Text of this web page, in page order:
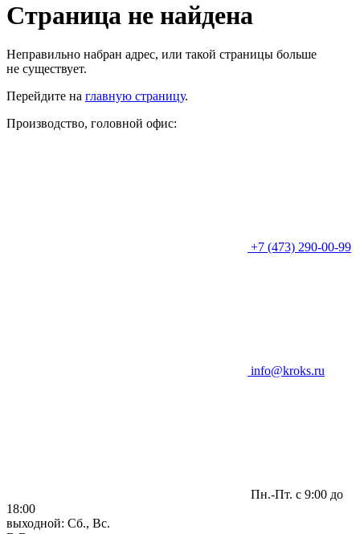
Страница не найдена
Неправильно набран адрес, или такой страницы больше
не существует.
Перейдите на главную страницу.
Производство, головной офис:
+7 (473) 290-00-99
info@kroks.ru
Пн.-Пт. с 9:00 до
18:00
выходной: Сб., Вс.